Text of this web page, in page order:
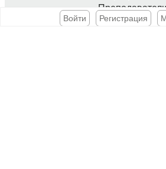
Расписание
Войти Регистрация